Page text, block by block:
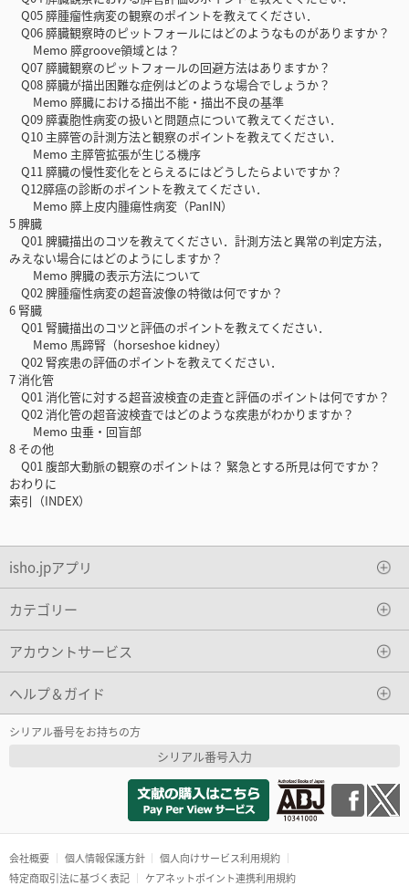
Q05 膵腫瘤性病変の観察のポイントを教えてください．
Q06 膵臓観察時のピットフォールにはどのようなものがありますか？
Memo 膵groove領域とは？
Q07 膵臓観察のピットフォールの回避方法はありますか？
Q08 膵臓が描出困難な症例はどのような場合でしょうか？
Memo 膵臓における描出不能・描出不良の基準
Q09 膵嚢胞性病変の扱いと問題点について教えてください．
Q10 主膵管の計測方法と観察のポイントを教えてください．
Memo 主膵管拡張が生じる機序
Q11 膵臓の慢性変化をとらえるにはどうしたらよいですか？
Q12膵癌の診断のポイントを教えてください．
Memo 膵上皮内腫瘍性病変（PanIN）
5 脾臓
Q01 脾臓描出のコツを教えてください．計測方法と異常の判定方法，
みえない場合にはどのようにしますか？
Memo 脾臓の表示方法について
Q02 脾腫瘤性病変の超音波像の特徴は何ですか？
6 腎臓
Q01 腎臓描出のコツと評価のポイントを教えてください．
Memo 馬蹄腎（horseshoe kidney）
Q02 腎疾患の評価のポイントを教えてください．
7 消化管
Q01 消化管に対する超音波検査の走査と評価のポイントは何ですか？
Q02 消化管の超音波検査ではどのような疾患がわかりますか？
Memo 虫垂・回盲部
8 その他
Q01 腹部大動脈の観察のポイントは？ 緊急とする所見は何ですか？
おわりに
索引（INDEX）
isho.jpアプリ
カテゴリー
アカウントサービス
ヘルプ＆ガイド
シリアル番号をお持ちの方
シリアル番号入力
会社概要 個人情報保護方針
個人向けサービス利用規約
特定商取引法に基づく表記
ケアネットポイント連携利用規約